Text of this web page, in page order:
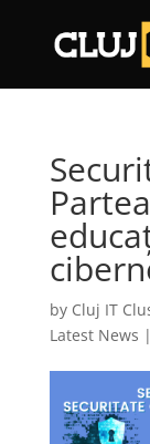
by Cluj IT
Latest News |